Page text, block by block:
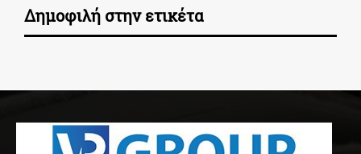
Δημοφιλή στην ετικέτα